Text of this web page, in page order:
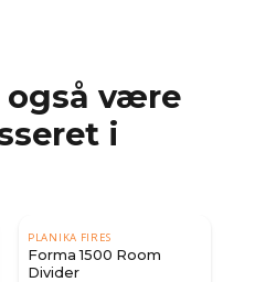
også være
i
PLANIKA FIRES
Forma 1500 Room
Divider